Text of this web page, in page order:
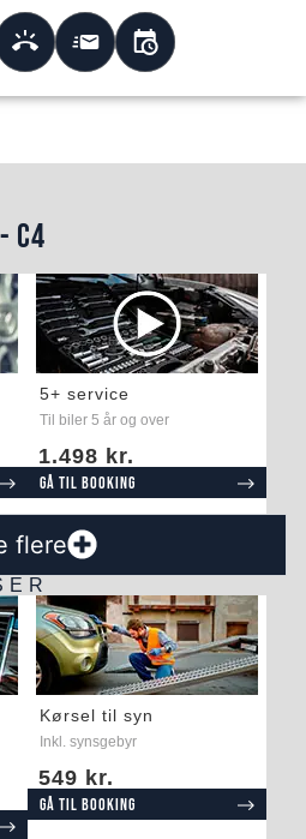
C4
5+ service
Til biler 5 år og over
1.498 kr.
Gå til booking
flere
Kørsel til syn
Inkl. synsgebyr
549 kr.
Gå til booking